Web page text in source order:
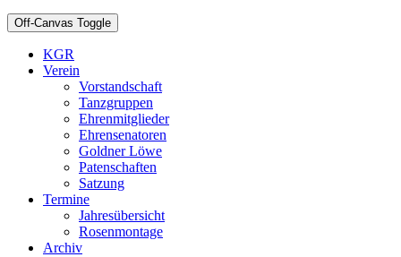
Off-Canvas Toggle
KGR
Verein
Vorstandschaft
Tanzgruppen
Ehrenmitglieder
Ehrensenatoren
Goldner Löwe
Patenschaften
Satzung
Termine
Jahresübersicht
Rosenmontage
Archiv